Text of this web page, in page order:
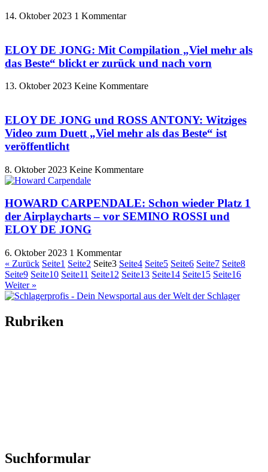
14. Oktober 2023 1 Kommentar
ELOY DE JONG: Mit Compilation „Viel mehr als
das Beste“ blickt er zurück und nach vorn
13. Oktober 2023 Keine Kommentare
ELOY DE JONG und ROSS ANTONY: Witziges
Video zum Duett „Viel mehr als das Beste“ ist
veröffentlicht
8. Oktober 2023 Keine Kommentare
HOWARD CARPENDALE: Schon wieder Platz 1
der Airplaycharts – vor SEMINO ROSSI und
ELOY DE JONG
6. Oktober 2023 1 Kommentar
« Zurück Seite1 Seite2 Seite3 Seite4 Seite5 Seite6 Seite7 Seite8
Seite9 Seite10 Seite11 Seite12 Seite13 Seite14 Seite15 Seite16
Weiter »
Rubriken
Suchformular